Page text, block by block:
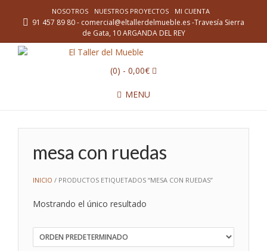
NOSOTROS NUESTROS PROYECTOS MI CUENTA
91 457 89 80 - comercial@eltallerdelmueble.es -Travesía Sierra
de Gata, 10 ARGANDA DEL REY
(0) - 0,00€
MENU
INICIO / PRODUCTOS ETIQUETADOS “MESA CON RUEDAS”
mesa con ruedas
Mostrando el único resultado